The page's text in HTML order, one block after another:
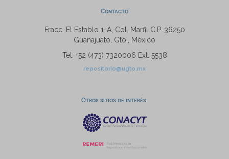
Contacto
Fracc. El Establo 1-A, Col. Marfil C.P. 36250
Guanajuato, Gto., México
Tel: +52 (473) 7320006 Ext. 5538
repositorio@ugto.mx
Otros sitios de interés: